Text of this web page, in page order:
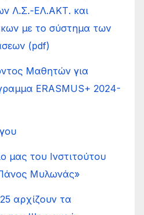
Λ.Σ.-ΕΛ.ΑΚΤ. και
με το σύστημα των
(pdf)
Μαθητών για
ERASMUS+ 2024-
μας του Ινστιτούτου
Μυλωνάς»
αρχίζουν τα